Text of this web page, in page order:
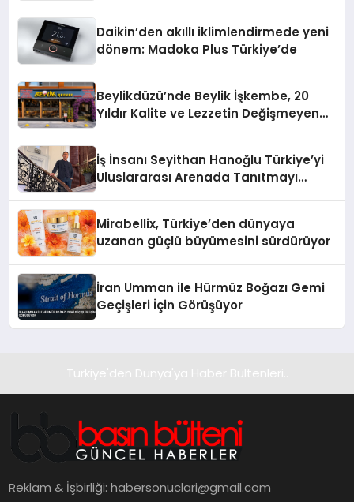
Daikin’den akıllı iklimlendirmede yeni
dönem: Madoka Plus Türkiye’de
Beylikdüzü’nde Beylik İşkembe, 20
Yıldır Kalite ve Lezzetin Değişmeyen
İş İnsanı Seyithan Hanoğlu Türkiye’yi
Uluslararası Arenada Tanıtmayı
Mirabellix, Türkiye’den dünyaya
uzanan güçlü büyümesini sürdürüyor
İran Umman ile Hürmüz Boğazı Gemi
Geçişleri İçin Görüşüyor
Türkiye'den Dünya'ya Haber Bültenleri..
Reklam & İşbirliği:habersonuclari@gmail.com